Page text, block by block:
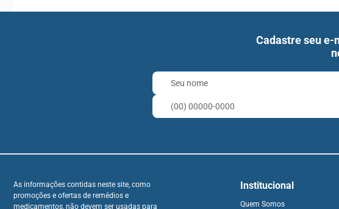
Cadastre seu e-
As informações contidas neste site, como
promoções e ofertas de remédios e
medicamentos, não devem ser usadas para
Institucional
Quem Somos